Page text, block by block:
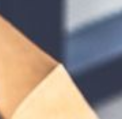
| 2020
odpowiednie stoły
oraz regały do stylu
stali się zdecydowanie
dlatego też
się sprostać ich